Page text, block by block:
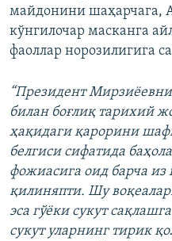
майдонини шаҳарчага,
кўнгилочар масканга
фаоллар норозилигига
“Президент
билан боғлиқ тарихий
ҳақидаги қарорини
белгиси сифатида
фожиасига оид барча из
қилиняпти. Шу
эса гўёки сукут
сукут уларнинг тирик